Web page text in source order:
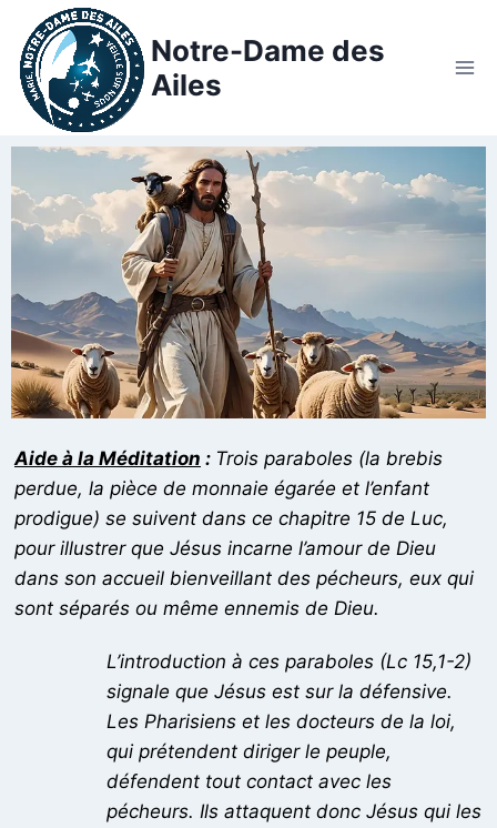
Notre-Dame des
Ailes
Aide à la Méditation : Trois paraboles (la brebis
perdue, la pièce de monnaie égarée et l’enfant
prodigue) se suivent dans ce chapitre 15 de Luc,
pour illustrer que Jésus incarne l’amour de Dieu
dans son accueil bienveillant des pécheurs, eux qui
sont séparés ou même ennemis de Dieu.
L’introduction à ces paraboles (Lc 15,1-2)
signale que Jésus est sur la défensive.
Les Pharisiens et les docteurs de la loi,
qui prétendent diriger le peuple,
défendent tout contact avec les
pécheurs. Ils attaquent donc Jésus qui les